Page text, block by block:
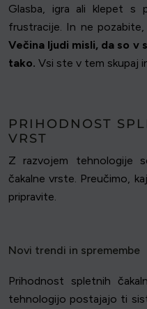
Glasba, igra ali klepet s
frustracije. In ne
Večina ljudi misli, da so v
tako. Vsi ste v tem skupaj
PRIHODNOST
VRST
Z razvojem tehnologije
čakalne vrste. Preučimo,
pripravite.
Novi trendi in spremembe
Prihodnost spletnih
tehnologijo postajajo ti